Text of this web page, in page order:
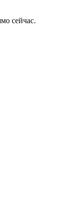
сейчас.